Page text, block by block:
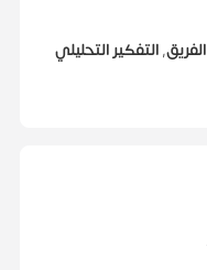
,التفكير التحليلي